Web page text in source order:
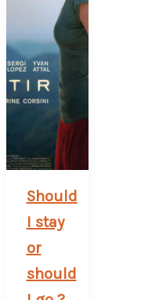
Should
I stay
or
should